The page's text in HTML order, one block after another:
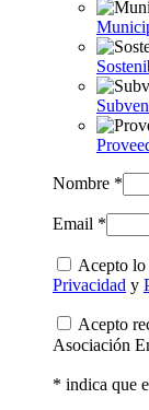
Nombre *
Email *
Acepto lo
Privacidad y
Acepto
Asociación
* indica que